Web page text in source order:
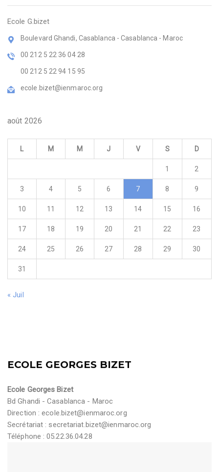
Ecole G.bizet
Boulevard Ghandi, Casablanca - Casablanca - Maroc
00 212 5 22 36 04 28
00 212 5 22 94 15 95
ecole.bizet@ienmaroc.org
août 2026
L M M J V S D
1 2
3 4 5 6 7 8 9
10 11 12 13 14 15 16
17 18 19 20 21 22 23
24 25 26 27 28 29 30
31
« Juil
ECOLE GEORGES BIZET
Ecole Georges Bizet
Bd Ghandi - Casablanca - Maroc
Direction :ecole.bizet@ienmaroc.org
Secrétariat : secretariat.bizet@ienmaroc.org
Téléphone : 05.22.36.04.28